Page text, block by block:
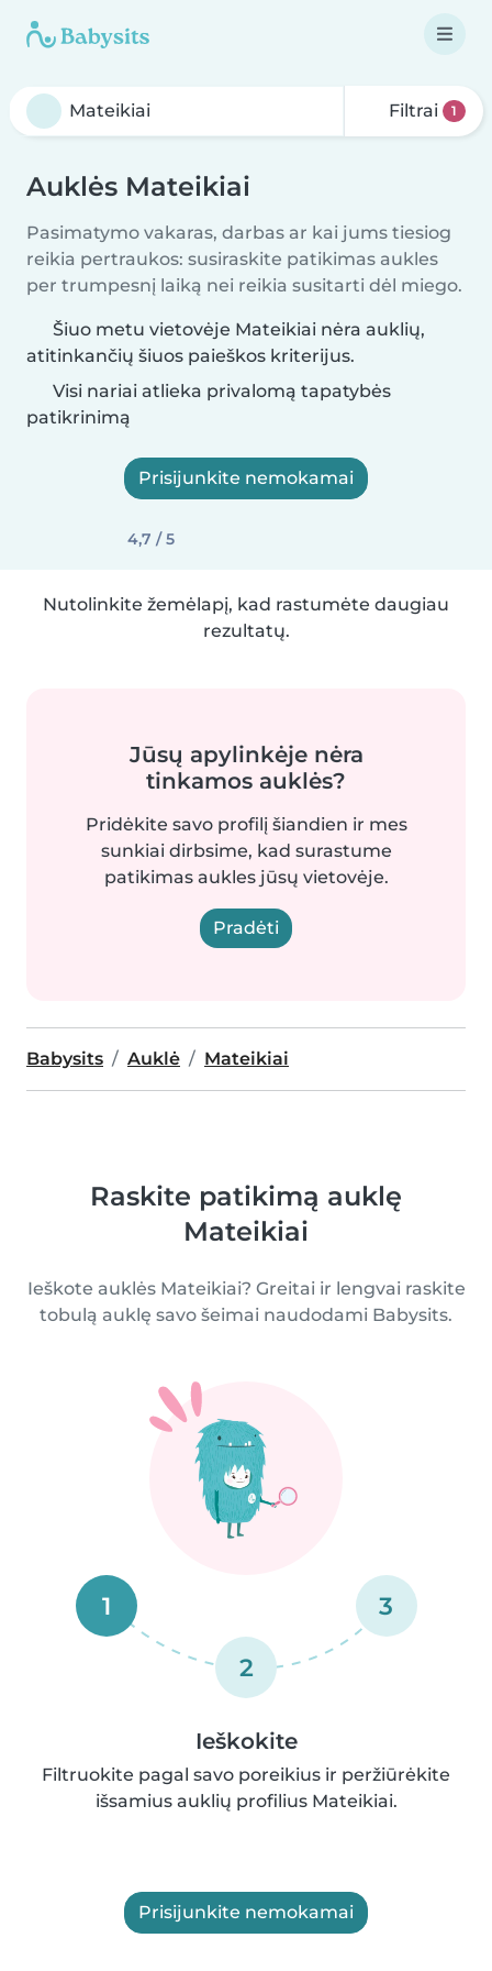
Filtrai 1
Auklės Mateikiai
Pasimatymo vakaras, darbas ar kai jums tiesiog
reikia pertraukos: susiraskite patikimas aukles
per trumpesnį laiką nei reikia susitarti dėl miego.
Šiuo metu vietovėje Mateikiai nėra auklių,
atitinkančių šiuos paieškos kriterijus.
Visi nariai atlieka privalomą tapatybės
patikrinimą
Prisijunkite nemokamai
4,7 / 5
Nutolinkite žemėlapį, kad rastumėte daugiau
rezultatų.
Jūsų apylinkėje nėra
tinkamos auklės?
Pridėkite savo profilį šiandien ir mes
sunkiai dirbsime, kad surastume
patikimas aukles jūsų vietovėje.
Pradėti
Babysits Auklė Mateikiai
Raskite patikimą auklę
Mateikiai
Ieškote auklės Mateikiai? Greitai ir lengvai raskite
tobulą auklę savo šeimai naudodami Babysits.
1
2
3
Ieškokite
Filtruokite pagal savo poreikius ir peržiūrėkite
išsamius auklių profilius Mateikiai.
Prisijunkite nemokamai